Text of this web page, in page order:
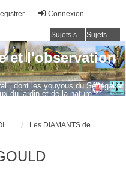
Connexion
Sujets sans réponse Sujets actifs
et l'observation
, dont les youyous du Sénégal et
du jardin et de la nature.